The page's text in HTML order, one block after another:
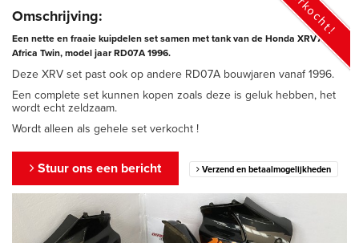
Omschrijving:
Een nette en fraaie kuipdelen set samen met tank van de Honda XRV750
Africa Twin, model jaar RD07A 1996.
Deze XRV set past ook op andere RD07A bouwjaren vanaf 1996.
Een complete set kunnen kopen zoals deze is geluk hebben, het
wordt echt zeldzaam.
Wordt alleen als gehele set verkocht !
Stuur ons een bericht Verzend en betaalmogelijkheden